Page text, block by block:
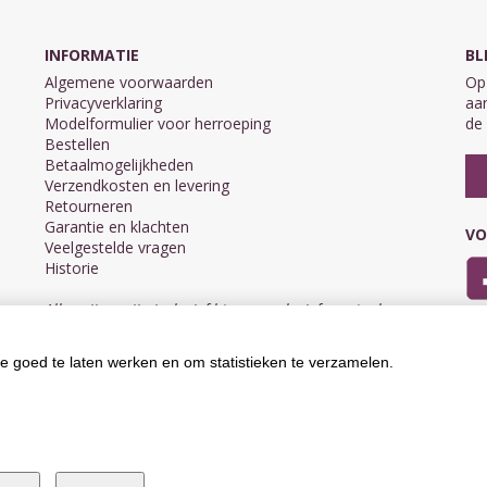
INFORMATIE
Algemene voorwaarden
Privacyverklaring
Modelformulier voor herroeping
Bestellen
Betaalmogelijkheden
Verzendkosten en levering
Retourneren
Garantie en klachten
Veelgestelde vragen
Historie
Alle prijzen zijn inclusief btw en exclusief eventuele
de
goed te laten werken en om statistieken te verzamelen.